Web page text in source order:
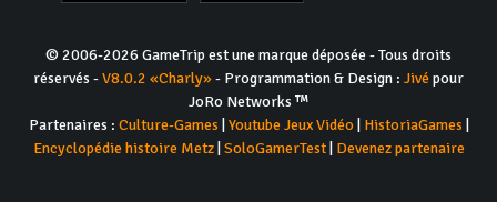
© 2006-2026 GameTrip est une marque déposée - Tous droits
réservés -V8.0.2 «Charly»- Programmation & Design : Jivépour
JoRo Networks ™
Partenaires : Culture-Games Youtube Jeux Vidéo| HistoriaGames
Encyclopédie histoire Metz| SoloGamerTest| Devenez partenaire